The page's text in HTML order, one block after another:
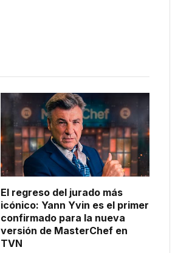
El regreso del jurado más
icónico: Yann Yvin es el primer
confirmado para la nueva
versión de MasterChef en
TVN